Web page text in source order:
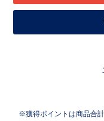
獲得ポイントは商品合